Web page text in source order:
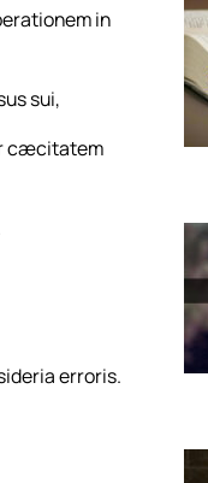
in
sui,
cæcitatem
erroris.